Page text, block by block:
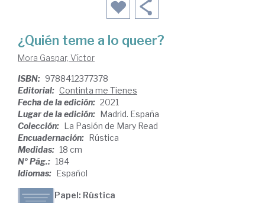
¿Quién teme a lo queer?
Mora Gaspar, Víctor
ISBN: 9788412377378
Editorial: Continta me Tienes
Fecha de la edición: 2021
Lugar de la edición: Madrid. España
Colección: La Pasión de Mary Read
Encuadernación: Rústica
Medidas: 18 cm
Nº Pág.: 184
Idiomas: Español
Papel: Rústica